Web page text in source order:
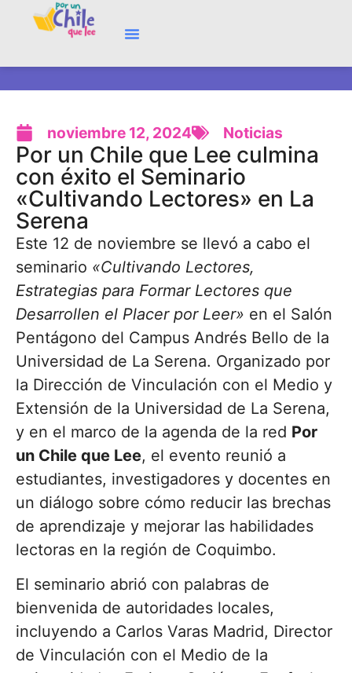
noviembre 12, 2024 Noticias
Por un Chile que Lee culmina
con éxito el Seminario
«Cultivando Lectores» en La
Serena
Este 12 de noviembre se llevó a cabo el
seminario «Cultivando Lectores,
Estrategias para Formar Lectores que
Desarrollen el Placer por Leer» en el Salón
Pentágono del Campus Andrés Bello de la
Universidad de La Serena. Organizado por
la Dirección de Vinculación con el Medio y
Extensión de la Universidad de La Serena,
y en el marco de la agenda de la red Por
un Chile que Lee, el evento reunió a
estudiantes, investigadores y docentes en
un diálogo sobre cómo reducir las brechas
de aprendizaje y mejorar las habilidades
lectoras en la región de Coquimbo.
El seminario abrió con palabras de
bienvenida de autoridades locales,
incluyendo a Carlos Varas Madrid, Director
de Vinculación con el Medio de la